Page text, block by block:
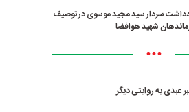
سردار سید مجید موسوی در توصیف
شهید هوافضا
•••
عبدی به روایتی دیگر